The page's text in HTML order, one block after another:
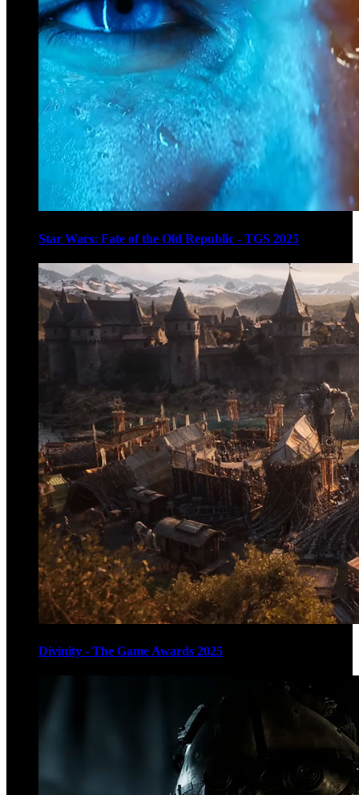
Star Wars: Fate of the Old Republic - TGS 2025
Divinity - The Game Awards 2025